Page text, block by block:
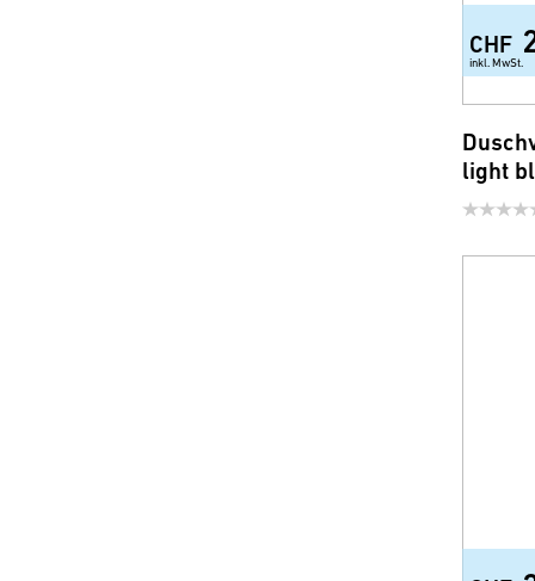
CHF
inkl. MwSt.
light